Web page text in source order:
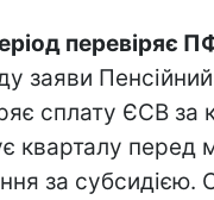
перевіряє
заяви
сплату ЄСВ за
кварталу перед
за субсидією.